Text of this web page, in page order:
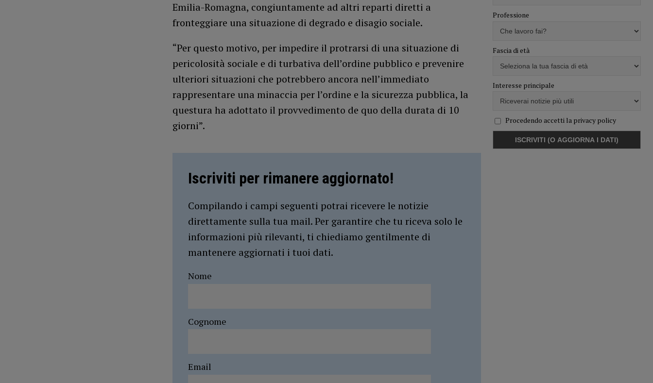
Emilia-Romagna, congiuntamente ad altri reparti diretti a
fronteggiare una situazione di degrado e disagio sociale.
“Per questo motivo, per impedire il protrarsi di una situazione di
pericolosità sociale e di turbativa dell’ordine pubblico e prevenire
ulteriori situazioni che potrebbero ancora nell’immediato
rappresentare una minaccia per l’ordine e la sicurezza pubblica, la
questura ha adottato il provvedimento de quo della durata di 10
giorni”.
Iscriviti per rimanere aggiornato!
Compilando i campi seguenti potrai ricevere le notizie
direttamente sulla tua mail. Per garantire che tu riceva solo le
informazioni più rilevanti, ti chiediamo gentilmente di
mantenere aggiornati i tuoi dati.
Nome
Cognome
Email
Professione
Fascia di età
Interesse principale
Procedendo accetti la privacy policy